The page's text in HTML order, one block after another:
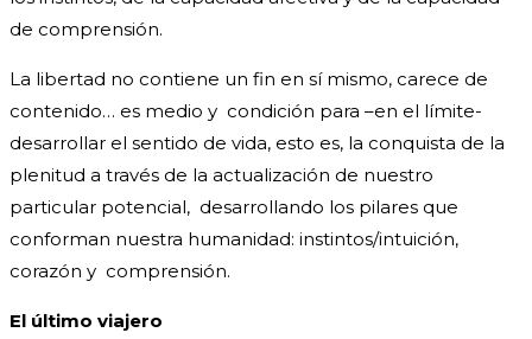
de comprensión.
La libertad no contiene un fin en sí mismo, carece de
contenido… es medio y condición para –en el límite-
desarrollar el sentido de vida, esto es, la conquista de la
plenitud a través de la actualización de nuestro
particular potencial, desarrollando los pilares que
conforman nuestra humanidad: instintos/intuición,
corazón y comprensión.
El último viajero